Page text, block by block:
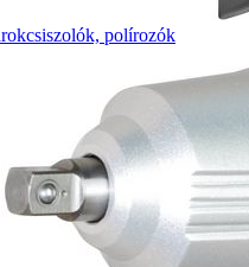
polírozók